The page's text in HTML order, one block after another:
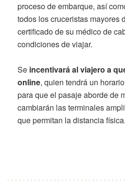
proceso de embarque, así
todos los cruceristas mayores
certificado de su médico de
condiciones de viajar.
Se incentivará al viajero a
online, quien tendrá un
para que el pasaje aborde de
cambiarán las terminales
que permitan la distancia física.